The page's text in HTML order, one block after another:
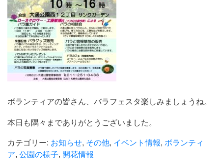
ボランティアの皆さん、バラフェスタ楽しみましょうね。
本日も隅々までありがとうございました。
カテゴリー: お知らせ, その他, イベント情報, ボランティ
ア, 公園の様子, 開花情報